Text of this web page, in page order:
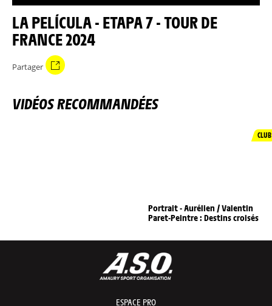
LA PELÍCULA - ETAPA 7 - TOUR DE
FRANCE 2024
Partager
VIDÉOS RECOMMANDÉES
CLUB
Portrait - Aurélien / Valentin
Paret-Peintre : Destins croisés
ESPACE PRO